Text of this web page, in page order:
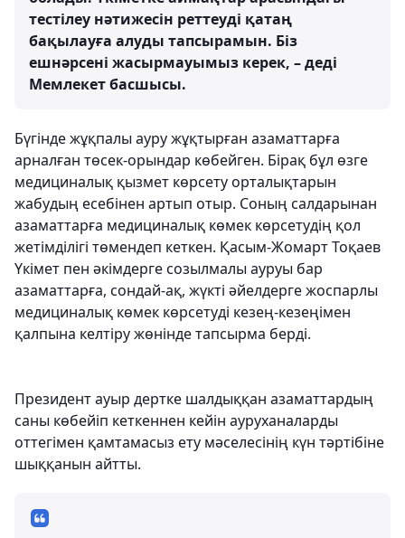
тестілеу нәтижесін реттеуді қатаң
бақылауға алуды тапсырамын. Біз
ешнәрсені жасырмауымыз керек, – деді
Мемлекет басшысы.
Бүгінде жұқпалы ауру жұқтырған азаматтарға
арналған төсек-орындар көбейген. Бірақ бұл өзге
медициналық қызмет көрсету орталықтарын
жабудың есебінен артып отыр. Соның салдарынан
азаматтарға медициналық көмек көрсетудің қол
жетімділігі төмендеп кеткен. Қасым-Жомарт Тоқаев
Үкімет пен әкімдерге созылмалы ауруы бар
азаматтарға, сондай-ақ, жүкті әйелдерге жоспарлы
медициналық көмек көрсетуді кезең-кезеңімен
қалпына келтіру жөнінде тапсырма берді.
Президент ауыр дертке шалдыққан азаматтардың
саны көбейіп кеткеннен кейін ауруханаларды
оттегімен қамтамасыз ету мәселесінің күн тәртібіне
шыққанын айтты.